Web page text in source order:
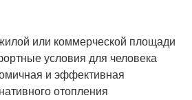
или коммерческой площади
условия для человека
и эффективная
отопления